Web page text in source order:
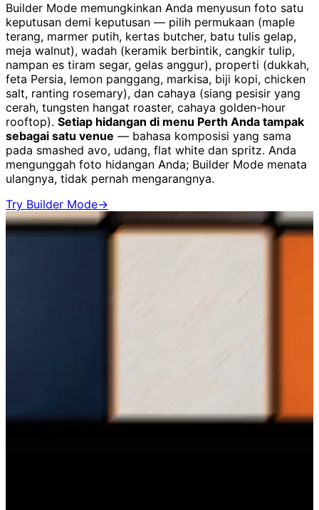
Builder Mode memungkinkan Anda menyusun foto satu
keputusan demi keputusan — pilih permukaan (maple
terang, marmer putih, kertas butcher, batu tulis gelap,
meja walnut), wadah (keramik berbintik, cangkir tulip,
nampan es tiram segar, gelas anggur), properti (dukkah,
feta Persia, lemon panggang, markisa, biji kopi, chicken
salt, ranting rosemary), dan cahaya (siang pesisir yang
cerah, tungsten hangat roaster, cahaya golden-hour
rooftop). Setiap hidangan di menu Perth Anda tampak
sebagai satu venue — bahasa komposisi yang sama
pada smashed avo, udang, flat white dan spritz. Anda
mengunggah foto hidangan Anda; Builder Mode menata
ulangnya, tidak pernah mengarangnya.
Try Builder Mode→